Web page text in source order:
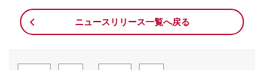
ニュースリリース一覧へ戻る